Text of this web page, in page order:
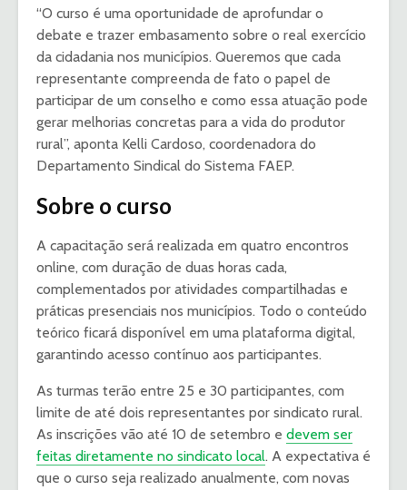
“O curso é uma oportunidade de aprofundar o
debate e trazer embasamento sobre o real exercício
da cidadania nos municípios. Queremos que cada
representante compreenda de fato o papel de
participar de um conselho e como essa atuação pode
gerar melhorias concretas para a vida do produtor
rural”, aponta Kelli Cardoso, coordenadora do
Departamento Sindical do Sistema FAEP.
Sobre o curso
A capacitação será realizada em quatro encontros
online, com duração de duas horas cada,
complementados por atividades compartilhadas e
práticas presenciais nos municípios. Todo o conteúdo
teórico ficará disponível em uma plataforma digital,
garantindo acesso contínuo aos participantes.
As turmas terão entre 25 e 30 participantes, com
limite de até dois representantes por sindicato rural.
As inscrições vão até 10 de setembro e devem ser
feitas diretamente no sindicato local. A expectativa é
que o curso seja realizado anualmente, com novas